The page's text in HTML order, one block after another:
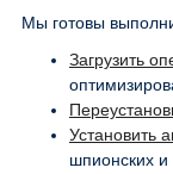
Мы готовы
Загрузить
Установить
шпионских